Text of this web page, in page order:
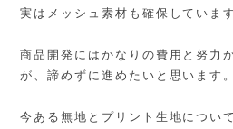
実はメッシュ素材も確保しています
商品開発にはかなりの費用と努力
が、諦めずに進めたいと思います。
今ある無地とプリント生地について